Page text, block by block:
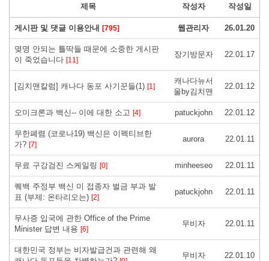
제목 작성자 작성일
게시판 및 댓글 이용안내 [795] 웹관리자 26.01.20
몆명 안되는 틀딱들 때문에 소중한 게시판
이 죽었습니다 [11]
장기방문자 22.01.17
[김치맨칼럼] 캐나다 동포 사기꾼들(1) [1]
캐나다뉴서
울by김치맨
22.01.12
오미크론과 백신-- 이에 대한 소고 [4] patuckjohn 22.01.12
무한폐렴 (코로나19) 백신은 이펙티브한
가? [7]
aurora 22.01.11
무료 구강검진 스케일링 [0] minheeseo 22.01.11
퀘백 주정부 백신 미 접종자 벌금 부과 발
표 (부제: 온타리오는) [2]
patuckjohn 22.01.11
무사증 입국에 관한 Office of the Prime
Minister 답변 내용 [6]
무비자 22.01.11
대한민국 정부는 비자발급건과 관련해 왜
무비자 22.01.10